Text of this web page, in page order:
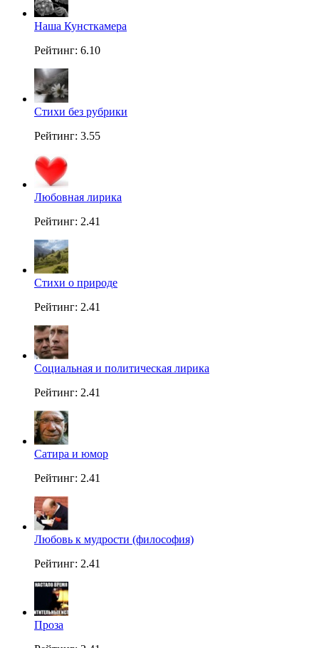
Наша Кунсткамера
Рейтинг: 6.10
Стихи без рубрики
Рейтинг: 3.55
Любовная лирика
Рейтинг: 2.41
Стихи о природе
Рейтинг: 2.41
Социальная и политическая лирика
Рейтинг: 2.41
Сатира и юмор
Рейтинг: 2.41
Любовь к мудрости (философия)
Рейтинг: 2.41
Проза